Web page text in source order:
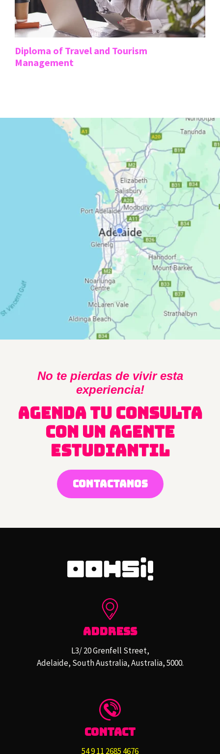
Diploma of Travel and Tourism
Management
No te pierdas de vivir esta
experiencia!
AGENDA TU CONSULTA
CON UN AGENTE
ESTUDIANTIL
CONTACTANOS
Address
L3/ 20 Grenfell Street,
Adelaide, South Australia, Australia, 5000.
Contact
54 9 11 2685 4676